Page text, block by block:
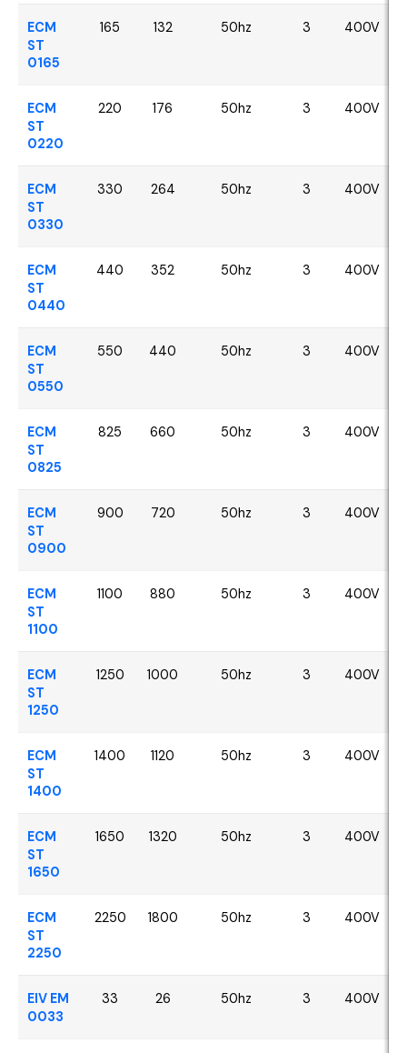
ECM
ST
0165
165 132 50hz 3 400V
ECM
ST
0220
220 176 50hz 3 400V
ECM
ST
0330
330 264 50hz 3 400V
ECM
ST
0440
440 352 50hz 3 400V
ECM
ST
0550
550 440 50hz 3 400V
ECM
ST
0825
825 660 50hz 3 400V
ECM
ST
0900
900 720 50hz 3 400V
ECM
ST
1100
1100 880 50hz 3 400V
ECM
ST
1250
1250 1000 50hz 3 400V
ECM
ST
1400
1400 1120 50hz 3 400V
ECM
ST
1650
1650 1320 50hz 3 400V
ECM
ST
2250
2250 1800 50hz 3 400V
EIV EM
0033
33 26 50hz 3 400V